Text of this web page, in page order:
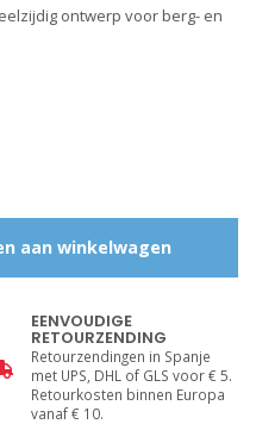
ontwerp voor berg- en
aan winkelwagen
EENVOUDIGE
RETOURZENDING
Retourzendingen in Spanje
met UPS, DHL of GLS voor € 5.
Retourkosten binnen Europa
vanaf € 10.